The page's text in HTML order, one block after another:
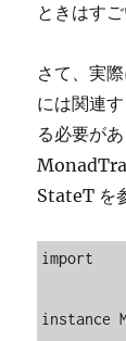
ときはす
さて、実
には関連
る必要が
StateT を
import
instance